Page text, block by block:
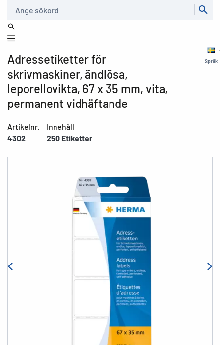
Språk
Adressetiketter för
skrivmaskiner, ändlösa,
leporellovikta, 67 x 35 mm, vita,
permanent vidhäftande
Artikelnr.
4302
Innehåll
250 Etiketter